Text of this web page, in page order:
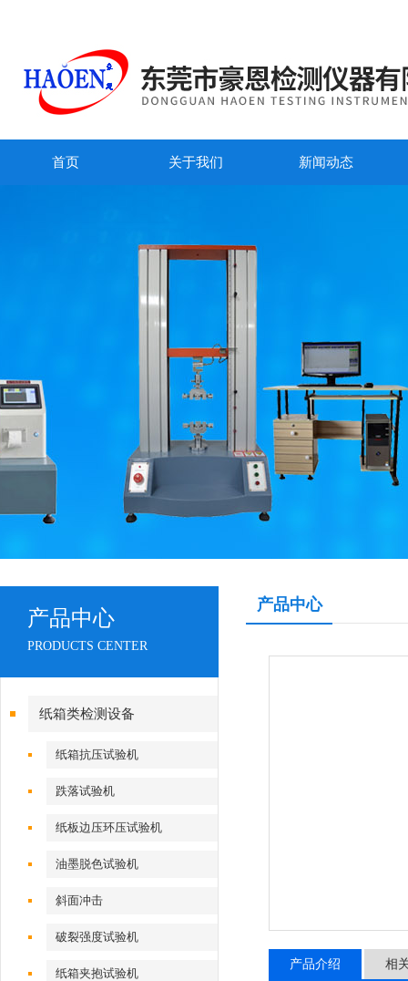
首页 关于我们 新闻动态
产品中心
PRODUCTS CENTER
纸箱类检测设备
纸箱抗压试验机
跌落试验机
纸板边压环压试验机
油墨脱色试验机
斜面冲击
破裂强度试验机
纸箱夹抱试验机
产品中心
产品介绍 相